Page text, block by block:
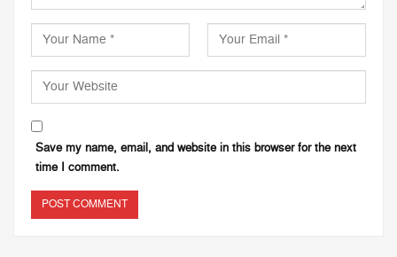
Save my name, email, and website in this browser for the next
time I comment.